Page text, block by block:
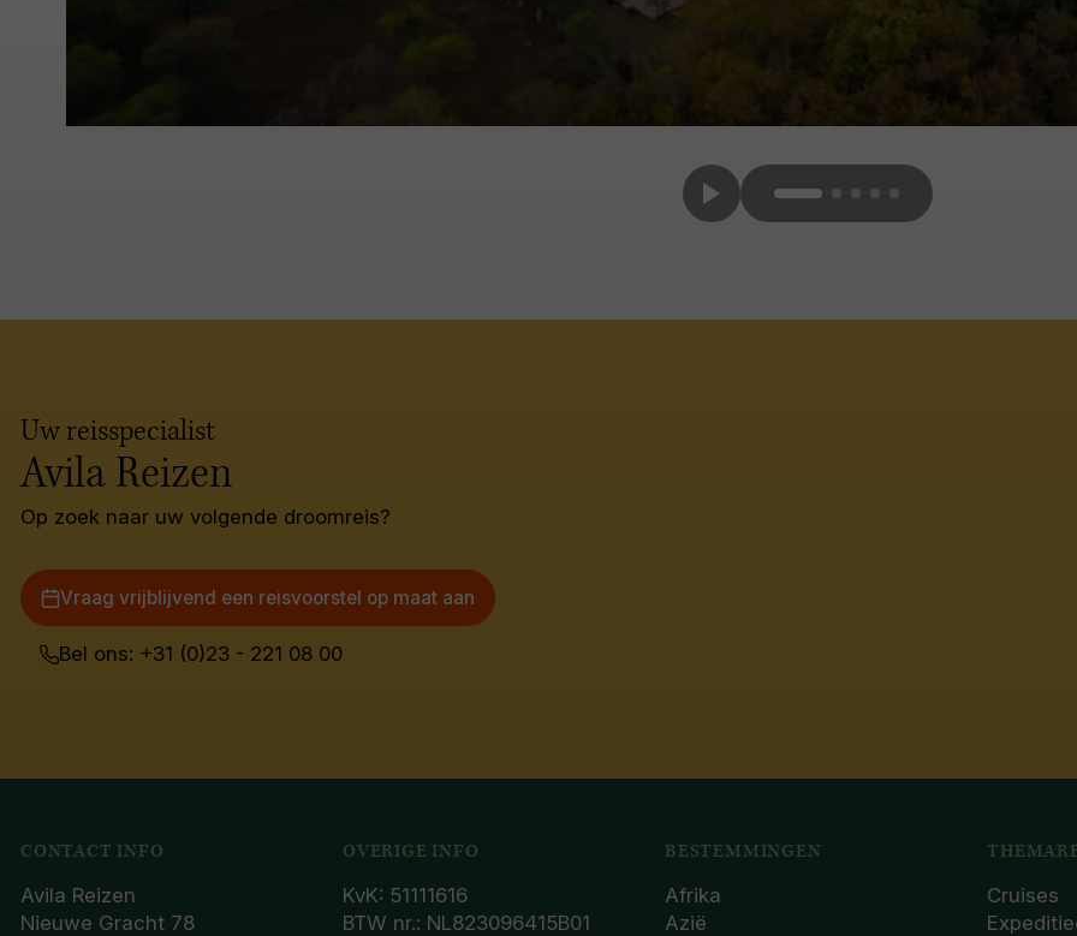
Uw reisspecialist
Avila Reizen
Op zoek naar uw volgende droomreis?
Vraag vrijblijvend een reisvoorstel op maat aan
Bel ons: +31 (0)23 - 221 08 00
CONTACT INFO
Avila Reizen
Nieuwe Gracht 78
OVERIGE INFO
KvK: 51111616
BTW nr.: NL823096415B01
BESTEMMINGEN
Afrika
Azië
Cruises